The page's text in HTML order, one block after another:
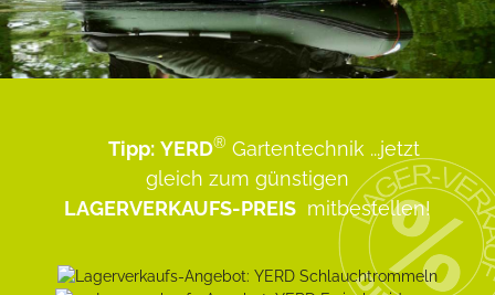
Tipp: YERD® Gartentechnik ...jetzt
gleich zum günstigen
LAGERVERKAUFS-PREIS mitbestellen!